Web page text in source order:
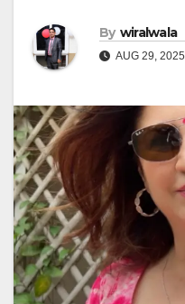
By wiralwala
AUG 29, 2025